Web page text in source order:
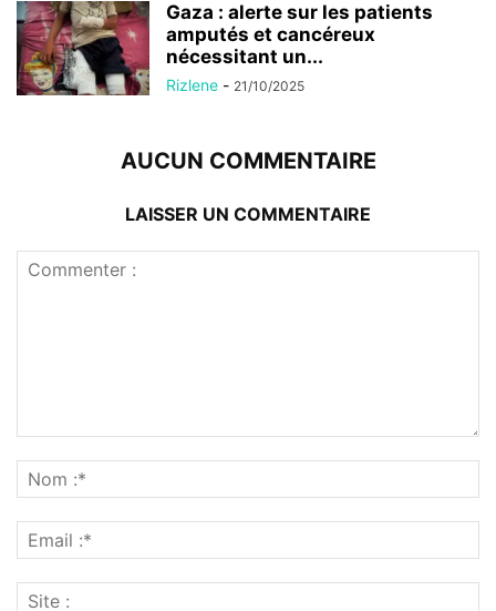
Gaza : alerte sur les patients
amputés et cancéreux
nécessitant un...
Rizlene - 21/10/2025
AUCUN COMMENTAIRE
LAISSER UN COMMENTAIRE